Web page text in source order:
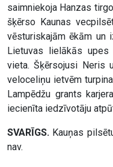
saimniekoja Hanzas
šķērso Kaunas
vēsturiskajām ēkām un
Lietuvas lielākās
vieta. Šķērsojusi Neris
veloceliņu ietvēm
Lampēdžu grants
iecienīta iedzīvotāju
SVARĪGS. Kauņas
nav.